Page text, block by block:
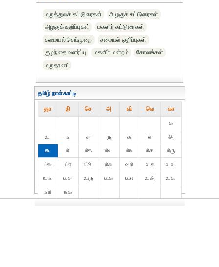
மருத்துவக் கட்டுரைகள்
அழகுக் கட்டுரைகள்
அழகுக் குறிப்புகள்
மகளிர் கட்டுரைகள்
சமையல் செய்முறை
சமையல் குறிப்புகள்
குழந்தை வளர்ப்பு
மகளிர் மன்றம்
கோலங்கள்
மருதாணி
தமிழ் நாள்காட்டி
ஞா தி் செ அ வி வெ கா
௧
௨
௩ ௪ ௫ ௬ ௭
௮
௯
௰ ௰௧ ௰௨ ௰௩ ௰௪
௰௫
௰௬
௰௭ ௰௮ ௰௯ ௨௰ ௨௧
௨௨
௨௩
௨௪ ௨௫ ௨௬ ௨௭ ௨௮
௨௯
௩௰
௩௧